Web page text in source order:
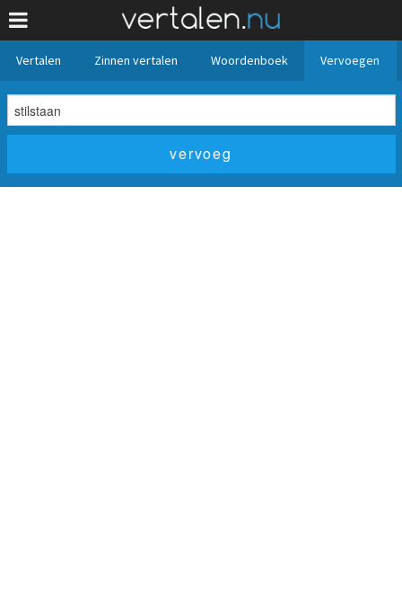
Vertalen Zinnen vertalen Woordenboek Vervoegen